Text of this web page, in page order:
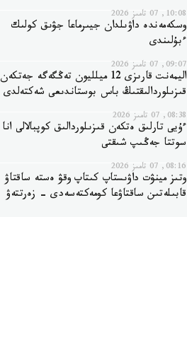
10:08, 07 تامىز 2026
وسكەمەندە داۋىلدان جيىرماعا جۋىق كولىك
ءبۇلىندى
09:07, 07 تامىز 2026
اليمەنت قارىزى 12 ميلليون تەڭگەگە جەتكەن
قىزىلوردالىقتىڭ باس بوستاندىعى شەكتەلدى
08:38, 07 تامىز 2026
ءۇيى تارلىق ەتكەن قىزىلوردالىق كوپبالالى انا
سوتتا جەڭىپ شىقتى
08:16, 07 تامىز 2026
وتىز مينۋت داۋىستاپ كىتاپ وقۋ ەستە ساقتاۋ
قابىلەتىن ساقتاۋعا كومەكتەسەدى - زەرتتەۋ